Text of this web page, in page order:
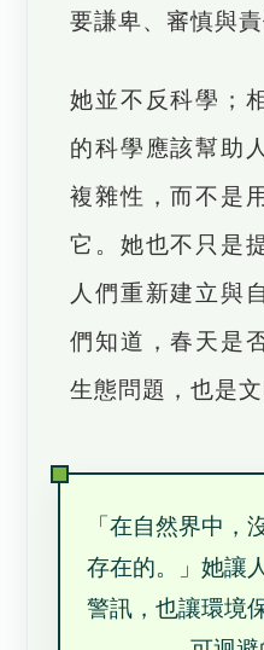
要謙卑、審慎與責
她並不反科學；
的科學應該幫助
複雜性，而不是
它。她也不只是
人們重新建立與
們知道，春天是
生態問題，也是文
「在自然界中，
存在的。」她讓
警訊，也讓環境